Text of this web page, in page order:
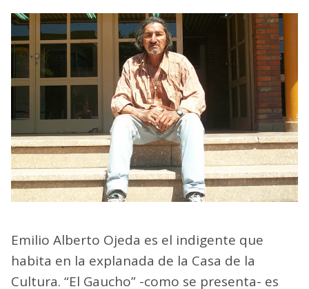
Emilio Alberto Ojeda es el indigente que
habita en la explanada de la Casa de la
Cultura. “El Gaucho” -como se presenta- es